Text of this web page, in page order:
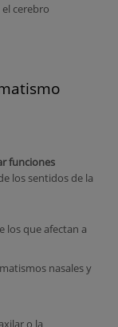
cerebro
funciones
los sentidos de la
los que afectan a
nasales y
o la